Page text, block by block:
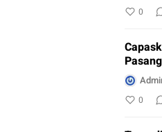
0
0